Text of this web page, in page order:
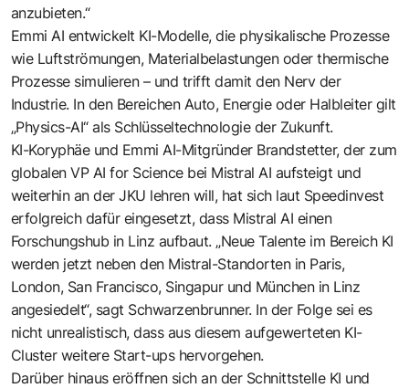
anzubieten.“
Emmi AI entwickelt KI-Modelle, die physikalische Prozesse
wie Luftströmungen, Materialbelastungen oder thermische
Prozesse simulieren – und trifft damit den Nerv der
Industrie. In den Bereichen Auto, Energie oder Halbleiter gilt
„Physics-AI“ als Schlüsseltechnologie der Zukunft.
KI-Koryphäe und Emmi AI-Mitgründer Brandstetter, der zum
globalen VP AI for Science bei Mistral AI aufsteigt und
weiterhin an der JKU lehren will, hat sich laut Speedinvest
erfolgreich dafür eingesetzt, dass Mistral AI einen
Forschungshub in Linz aufbaut. „Neue Talente im Bereich KI
werden jetzt neben den Mistral-Standorten in Paris,
London, San Francisco, Singapur und München in Linz
angesiedelt“, sagt Schwarzenbrunner. In der Folge sei es
nicht unrealistisch, dass aus diesem aufgewerteten KI-
Cluster weitere Start-ups hervorgehen.
Darüber hinaus eröffnen sich an der Schnittstelle KI und